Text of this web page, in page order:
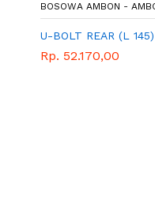
BOSOWA AMBON -
U-BOLT REAR (L 145)
Rp. 52.170,00